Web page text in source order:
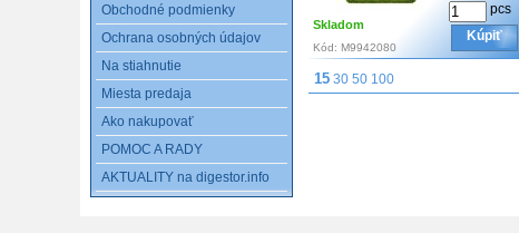
pcs
Kúpiť
Skladom
Kód: M9942080
15 30 50 100
Obchodné podmienky
Ochrana osobných údajov
Na stiahnutie
Miesta predaja
Ako nakupovať
POMOC A RADY
AKTUALITY na digestor.info